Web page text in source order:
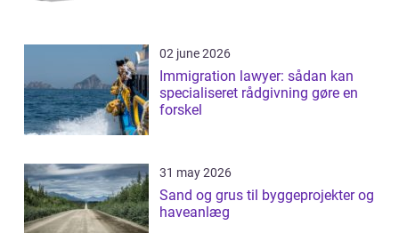
02 june 2026
Immigration lawyer: sådan kan
specialiseret rådgivning gøre en
forskel
31 may 2026
Sand og grus til byggeprojekter og
haveanlæg